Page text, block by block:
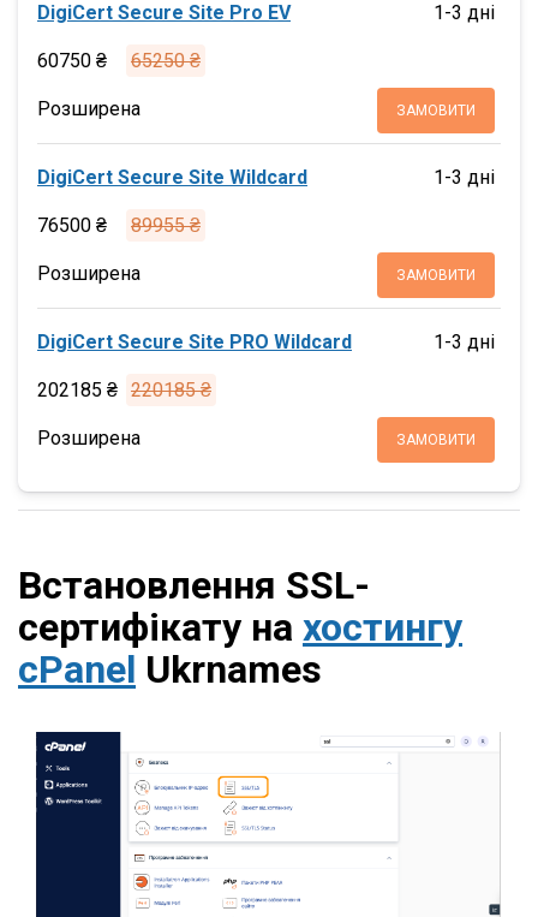
DigiCert Secure Site Pro EV
60750 ₴ 65250 ₴
1-3 дні
Розширена ЗАМОВИТИ
DigiCert Secure Site Wildcard
76500 ₴ 89955 ₴
1-3 дні
Розширена ЗАМОВИТИ
DigiCert Secure Site PRO Wildcard
202185 ₴ 220185 ₴
1-3 дні
Розширена ЗАМОВИТИ
Встановлення SSL-
сертифікату на хостингу
cPanel Ukrnames